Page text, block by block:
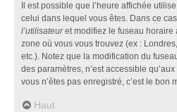
Il est possible que l’heure affichée
celui dans lequel vous êtes. Dans ce
l’utilisateuret modifiez le fuseau horaire
zone où vous vous trouvez (ex :
etc.). Notez que la modification du
des paramètres, n’est accessible
vous n’êtes pas enregistré, c’est le bon
Haut